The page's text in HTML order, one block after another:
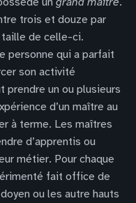
trois et douze par
de celle-ci.
personne qui a parfait
son activité
prendre un ou plusieurs
d’un maître au
à terme. Les maîtres
d’apprentis ou
métier. Pour chaque
fait office de
ou les autre hauts